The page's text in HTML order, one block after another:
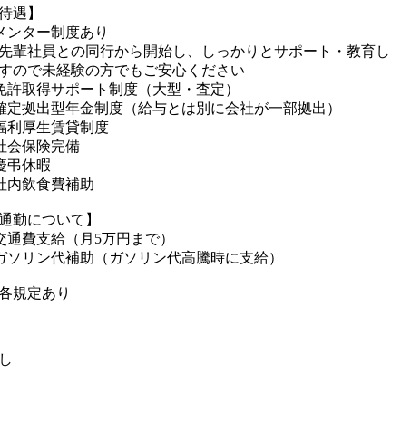
遇】
ンター制度あり
先輩社員との同行から開始し、しっかりとサポート・教育し
ので未経験の方でもご安心ください
許取得サポート制度（大型・査定）
定拠出型年金制度（給与とは別に会社が一部拠出）
利厚生賃貸制度
会保険完備
弔休暇
内飲食費補助
通勤について】
通費支給（月5万円まで）
ソリン代補助（ガソリン代高騰時に支給）
規定あり